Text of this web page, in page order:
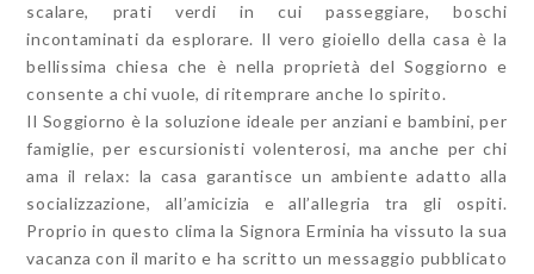
scalare, prati verdi in cui passeggiare, boschi
incontaminati da esplorare. Il vero gioiello della casa è la
bellissima chiesa che è nella proprietà del Soggiorno e
consente a chi vuole, di ritemprare anche lo spirito.
Il Soggiorno è la soluzione ideale per anziani e bambini, per
famiglie, per escursionisti volenterosi, ma anche per chi
ama il relax: la casa garantisce un ambiente adatto alla
socializzazione, all’amicizia e all’allegria tra gli ospiti.
Proprio in questo clima la Signora Erminia ha vissuto la sua
vacanza con il marito e ha scritto un messaggio pubblicato